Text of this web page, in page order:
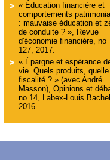
« Éducation financière et
comportements
: mauvaise éducation et
de conduite ? », Revue
d'économie financière, no
127, 2017.
« Épargne et espérance
vie. Quels produits, quelle
fiscalité ? » (avec André
Masson), Opinions et
no 14, Labex-Louis
2016.